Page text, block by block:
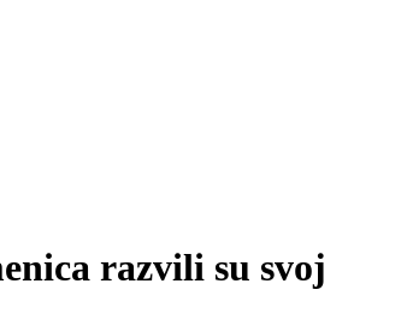
razvili su svoj